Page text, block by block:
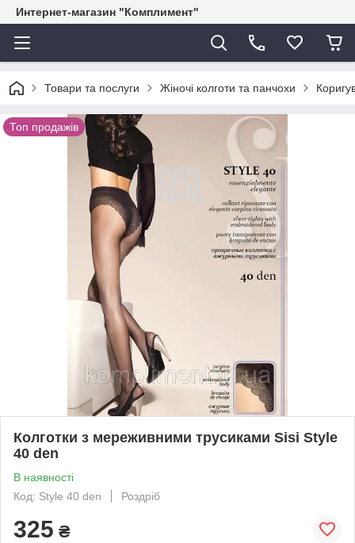
Интернет-магазин "Комплимент"
Товари та послуги Жіночі колготи та панчохи
Топ продажів
Колготки з мереживними трусиками Sisi Style
40 den
В наявності
Код: Style 40 den
Роздріб
325 ₴